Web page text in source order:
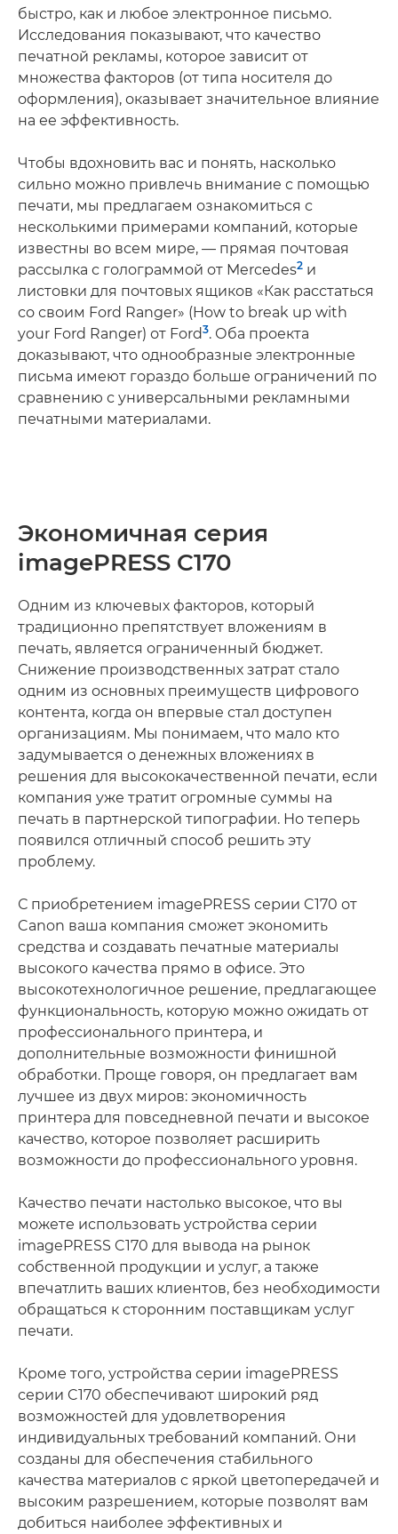
быстро, как и любое электронное письмо.
Исследования показывают, что качество
печатной рекламы, которое зависит от
множества факторов (от типа носителя до
оформления), оказывает значительное влияние
на ее эффективность.
Чтобы вдохновить вас и понять, насколько
сильно можно привлечь внимание с помощью
печати, мы предлагаем ознакомиться с
несколькими примерами компаний, которые
известны во всем мире, — прямая почтовая
рассылка с голограммой от Mercedes2 и
листовки для почтовых ящиков «Как расстаться
со своим Ford Ranger» (How to break up with
your Ford Ranger) от Ford3. Оба проекта
доказывают, что однообразные электронные
письма имеют гораздо больше ограничений по
сравнению с универсальными рекламными
печатными материалами.
Экономичная серия
imagePRESS C170
Одним из ключевых факторов, который
традиционно препятствует вложениям в
печать, является ограниченный бюджет.
Снижение производственных затрат стало
одним из основных преимуществ цифрового
контента, когда он впервые стал доступен
организациям. Мы понимаем, что мало кто
задумывается о денежных вложениях в
решения для высококачественной печати, если
компания уже тратит огромные суммы на
печать в партнерской типографии. Но теперь
появился отличный способ решить эту
проблему.
С приобретением imagePRESS серии C170 от
Canon ваша компания сможет экономить
средства и создавать печатные материалы
высокого качества прямо в офисе. Это
высокотехнологичное решение, предлагающее
функциональность, которую можно ожидать от
профессионального принтера, и
дополнительные возможности финишной
обработки. Проще говоря, он предлагает вам
лучшее из двух миров: экономичность
принтера для повседневной печати и высокое
качество, которое позволяет расширить
возможности до профессионального уровня.
Качество печати настолько высокое, что вы
можете использовать устройства серии
imagePRESS C170 для вывода на рынок
собственной продукции и услуг, а также
впечатлить ваших клиентов, без необходимости
обращаться к сторонним поставщикам услуг
печати.
Кроме того, устройства серии imagePRESS
серии C170 обеспечивают широкий ряд
возможностей для удовлетворения
индивидуальных требований компаний. Они
созданы для обеспечения стабильного
качества материалов с яркой цветопередачей и
высоким разрешением, которые позволят вам
добиться наиболее эффективных и